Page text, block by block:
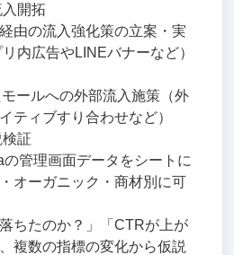
開拓
由の流入強化策の立案・実
内広告やLINEバナーなど）
モールへの外部流入施策（外
ティブすり合わせなど）
証
の管理画面データをシートに
オーガニック・商材別に可
ちたのか？」「CTRが上が
複数の指標の変化から仮説